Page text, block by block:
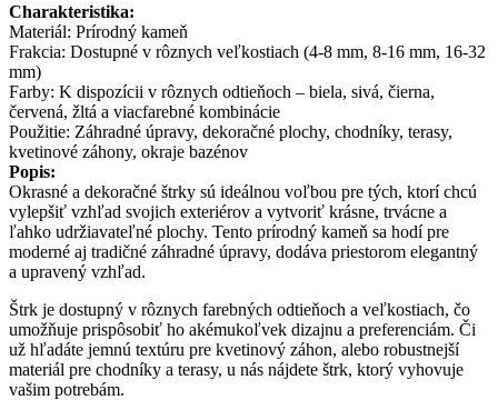
Charakteristika:
Materiál: Prírodný kameň
Frakcia: Dostupné v rôznych veľkostiach (4-8 mm, 8-16 mm, 16-32
mm)
Farby: K dispozícii v rôznych odtieňoch – biela, sivá, čierna,
červená, žltá a viacfarebné kombinácie
Použitie: Záhradné úpravy, dekoračné plochy, chodníky, terasy,
kvetinové záhony, okraje bazénov
Popis:
Okrasné a dekoračné štrky sú ideálnou voľbou pre tých, ktorí chcú
vylepšiť vzhľad svojich exteriérov a vytvoriť krásne, trvácne a
ľahko udržiavateľné plochy. Tento prírodný kameň sa hodí pre
moderné aj tradičné záhradné úpravy, dodáva priestorom elegantný
a upravený vzhľad.
Štrk je dostupný v rôznych farebných odtieňoch a veľkostiach, čo
umožňuje prispôsobiť ho akémukoľvek dizajnu a preferenciám. Či
už hľadáte jemnú textúru pre kvetinový záhon, alebo robustnejší
materiál pre chodníky a terasy, u nás nájdete štrk, ktorý vyhovuje
vašim potrebám.